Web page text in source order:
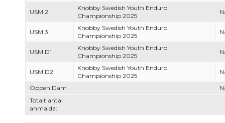
Totalt antal
anmälda:
USM 2
Knobby Swedish Youth Enduro
Championship 2025
USM 3
Knobby Swedish Youth Enduro
Championship 2025
USM D1
Knobby Swedish Youth Enduro
Championship 2025
USM D2
Knobby Swedish Youth Enduro
Championship 2025
Öppen Dam